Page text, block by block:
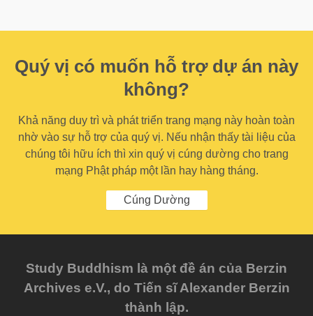
Quý vị có muốn hỗ trợ dự án này
không?
Khả năng duy trì và phát triển trang mạng này hoàn toàn
nhờ vào sự hỗ trợ của quý vị. Nếu nhận thấy tài liệu của
chúng tôi hữu ích thì xin quý vị cúng dường cho trang
mạng Phật pháp một lần hay hàng tháng.
Cúng Dường
Study Buddhism là một đề án của Berzin
Archives e.V., do Tiến sĩ Alexander Berzin
thành lập.